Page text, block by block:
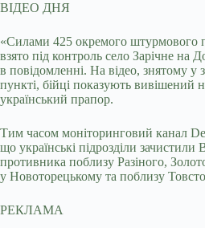
ВІДЕО ДНЯ
«Силами 425 окремого штурмового
взято під контроль село Зарічне на
в повідомленні. На відео, знятому у
пункті, бійці показують вивішений
український прапор.
Тим часом моніторинговий канал
що українські підрозділи
противника поблизу Разіного,
у Новоторецькому та поблизу
РЕКЛАМА